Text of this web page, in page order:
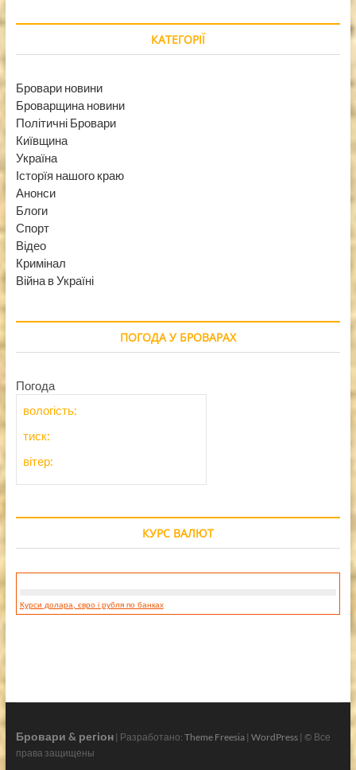
КАТЕГОРІЇ
Бровари новини
Броварщина новини
Політичні Бровари
Київщина
Україна
Історїя нашого краю
Анонси
Блоги
Спорт
Відео
Кримінал
Війна в Україні
ПОГОДА У БРОВАРАХ
Погода
вологість:
тиск:
вітер:
КУРС ВАЛЮТ
Курси долара, євро і рубля по банках
Бровари & регіон| Разработано: Theme Freesia| WordPress| © Все
права защищены